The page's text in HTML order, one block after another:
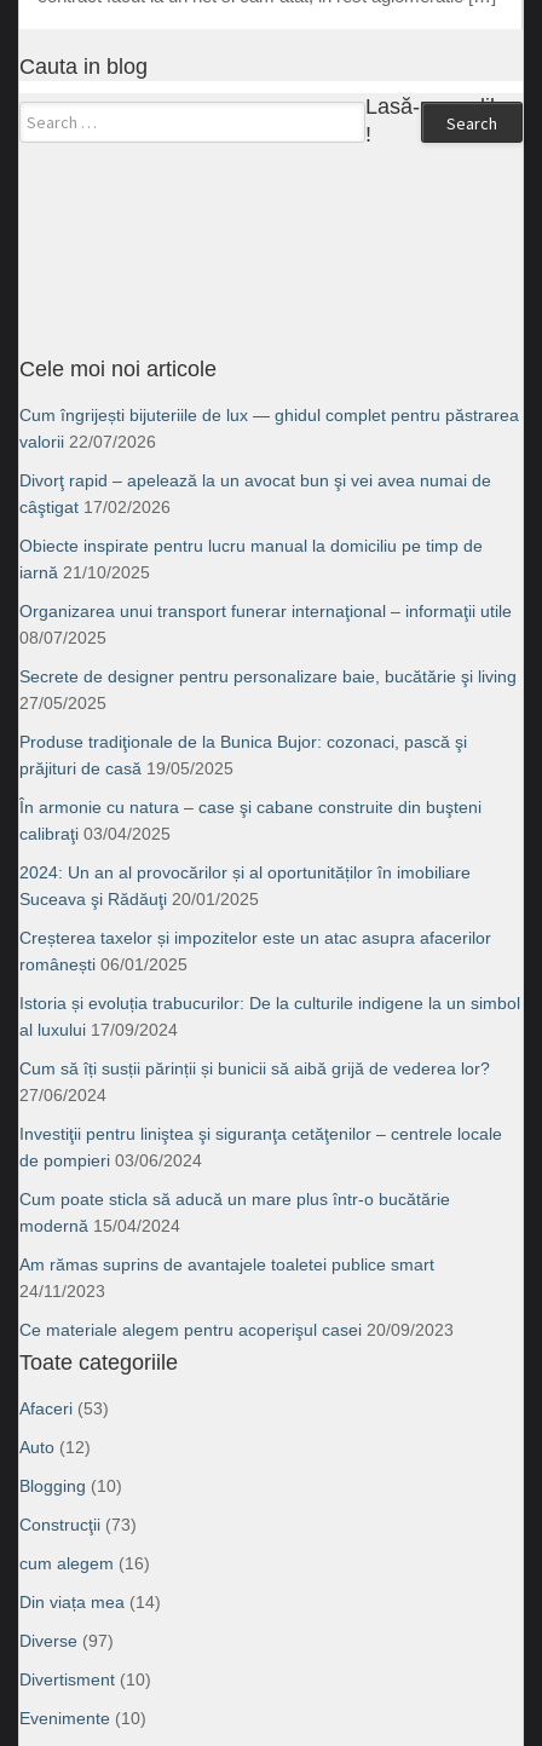
Cauta in blog
Search
Lasă-ne un like
!
Cele moi noi articole
Cum îngrijești bijuteriile de lux — ghidul complet pentru păstrarea
valorii 22/07/2026
Divorţ rapid – apelează la un avocat bun şi vei avea numai de
câştigat 17/02/2026
Obiecte inspirate pentru lucru manual la domiciliu pe timp de
iarnă 21/10/2025
Organizarea unui transport funerar internaţional – informaţii utile
08/07/2025
Secrete de designer pentru personalizare baie, bucătărie şi living
27/05/2025
Produse tradiţionale de la Bunica Bujor: cozonaci, pască şi
prăjituri de casă 19/05/2025
În armonie cu natura – case şi cabane construite din buşteni
calibraţi 03/04/2025
2024: Un an al provocărilor și al oportunităților în imobiliare
Suceava şi Rădăuţi 20/01/2025
Creșterea taxelor și impozitelor este un atac asupra afacerilor
românești 06/01/2025
Istoria și evoluția trabucurilor: De la culturile indigene la un simbol
al luxului 17/09/2024
Cum să îți susții părinții și bunicii să aibă grijă de vederea lor?
27/06/2024
Investiţii pentru liniştea şi siguranţa cetăţenilor – centrele locale
de pompieri 03/06/2024
Cum poate sticla să aducă un mare plus într-o bucătărie
modernă 15/04/2024
Am rămas suprins de avantajele toaletei publice smart
24/11/2023
Ce materiale alegem pentru acoperişul casei 20/09/2023
Toate categoriile
Afaceri (53)
Auto (12)
Blogging (10)
Construcţii (73)
cum alegem (16)
Din viața mea (14)
Diverse (97)
Divertisment (10)
Evenimente (10)